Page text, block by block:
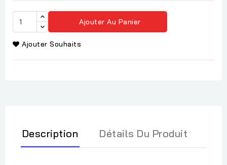
Ajouter Au Panier
Ajouter Souhaits
Description Détails Du Produit